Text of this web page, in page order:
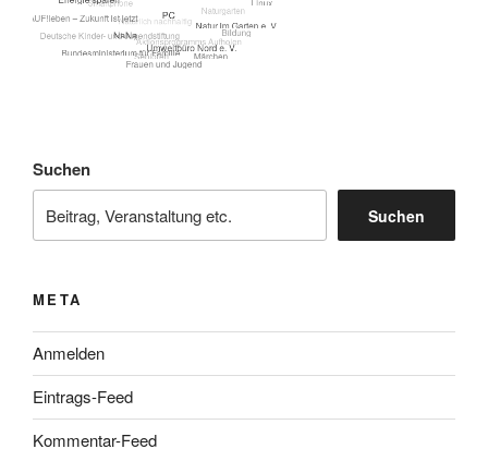
Suchen
Suchen
META
Anmelden
Eintrags-Feed
Kommentar-Feed